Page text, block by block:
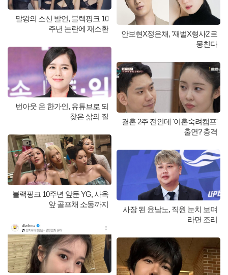
말왕의 소신 발언, 블랙핑크 10
주년 논란에 재소환
번아웃 온 한가인, 유튜브로 되
찾은 삶의 질
블랙핑크 10주년 앞둔 YG, 사옥
앞 골프채 소동까지
안보현X정은채, '재벌X형사2'로
뭉친다
결혼 2주 전인데 '이혼숙려캠프'
출연? 충격
사장 된 윤남노, 직원 눈치 보며
라면 조리